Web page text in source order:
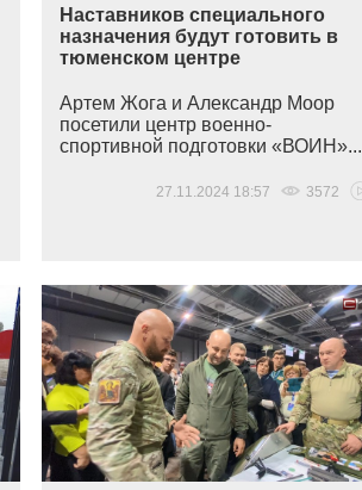
Наставников специального
назначения будут готовить в
тюменском центре
Артем Жога и Александр Моор
посетили центр военно-
спортивной подготовки «ВОИН»...
27.11.2024 18:57 3572